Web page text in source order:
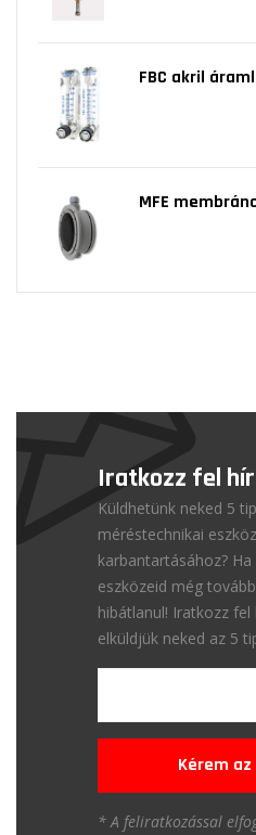
FBC akril
MFE
Iratkozz fel
Küldhetünk neked 5
méréstechnikai
karbantartásához?
eszközeid még
hibátlanul! Iratkozz fel
elküldjük neked az 5
Kérem
* A feliratkozással